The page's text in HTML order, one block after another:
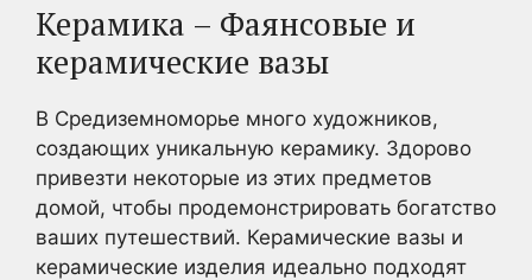
Керамика – Фаянсовые и
керамические вазы
В Средиземноморье много художников,
создающих уникальную керамику. Здорово
привезти некоторые из этих предметов
домой, чтобы продемонстрировать богатство
ваших путешествий. Керамические вазы и
керамические изделия идеально подходят